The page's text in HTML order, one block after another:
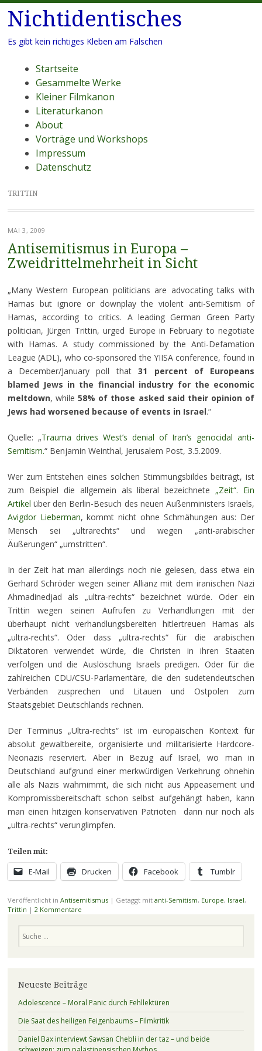
Nichtidentisches
Es gibt kein richtiges Kleben am Falschen
Menü
Zum
Inhalt
springen
Startseite
Gesammelte Werke
Kleiner Filmkanon
Literaturkanon
About
Vorträge und Workshops
Impressum
Datenschutz
TRITTIN
MAI 3, 2009
Antisemitismus in Europa –
Zweidrittelmehrheit in Sicht
„Many Western European politicians are advocating talks with
Hamas but ignore or downplay the violent anti-Semitism of
Hamas, according to critics. A leading German Green Party
politician, Jürgen Trittin, urged Europe in February to negotiate
with Hamas. A study commissioned by the Anti-Defamation
League (ADL), who co-sponsored the YIISA conference, found in
a December/January poll that31 percent of Europeans
blamed Jews in the financial industry for the economic
meltdown, while58% of those asked said their opinion of
Jews had worsened because of events in Israel.“
Quelle: „Trauma drives West’s denial of Iran’s genocidal anti-
Semitism.“ Benjamin Weinthal, Jerusalem Post, 3.5.2009.
Wer zum Entstehen eines solchen Stimmungsbildes beiträgt, ist
zum Beispiel die allgemein als liberal bezeichnete „Zeit“. Ein
Artikel über den Berlin-Besuch des neuen Außenministers Israels,
Avigdor Lieberman, kommt nicht ohne Schmähungen aus: Der
Mensch sei „ultrarechts“ und wegen „anti-arabischer
Äußerungen“ „umstritten“.
In der Zeit hat man allerdings noch nie gelesen, dass etwa ein
Gerhard Schröder wegen seiner Allianz mit dem iranischen Nazi
Ahmadinedjad als „ultra-rechts“ bezeichnet würde. Oder ein
Trittin wegen seinen Aufrufen zu Verhandlungen mit der
überhaupt nicht verhandlungsbereiten hitlertreuen Hamas als
„ultra-rechts“. Oder dass „ultra-rechts“ für die arabischen
Diktatoren verwendet würde, die Christen in ihren Staaten
verfolgen und die Auslöschung Israels predigen. Oder für die
zahlreichen CDU/CSU-Parlamentäre, die den sudetendeutschen
Verbänden zusprechen und Litauen und Ostpolen zum
Staatsgebiet Deutschlands rechnen.
Der Terminus „Ultra-rechts“ ist im europäischen Kontext für
absolut gewaltbereite, organisierte und militarisierte Hardcore-
Neonazis reserviert. Aber in Bezug auf Israel, wo man in
Deutschland aufgrund einer merkwürdigen Verkehrung ohnehin
alle als Nazis wahrnimmt, die sich nicht aus Appeasement und
Kompromissbereitschaft schon selbst aufgehängt haben, kann
man einen hitzigen konservativen Patrioten dann nur noch als
„ultra-rechts“ verunglimpfen.
Teilen mit:
E-Mail Drucken Facebook Tumblr
Veröffentlicht in Antisemitismus | Getaggt mit anti-Semitism, Europe, Israel,
Trittin | 2 Kommentare
Neueste Beiträge
Adolescence – Moral Panic durch Fehllektüren
Die Saat des heiligen Feigenbaums – Filmkritik
Daniel Bax interviewt Sawsan Chebli in der taz – und beide